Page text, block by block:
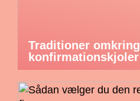
Traditioner omkring
konfirmationskjoler